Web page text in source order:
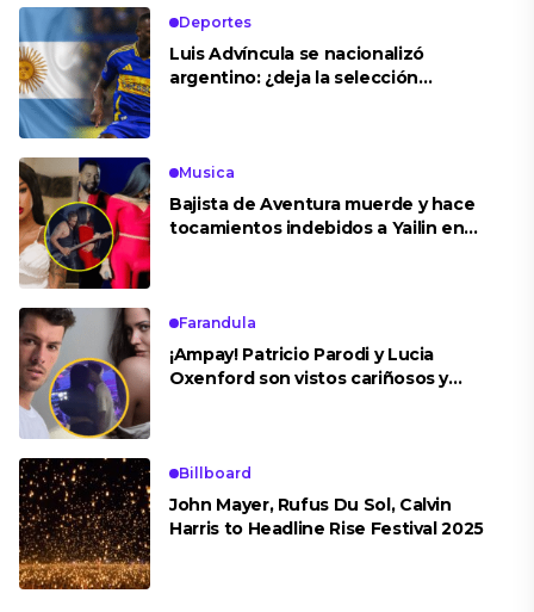
Deportes
Luis Advíncula se nacionalizó
argentino: ¿deja la selección
Musica
Bajista de Aventura muerde y hace
tocamientos indebidos a Yailin en
Farandula
¡Ampay! Patricio Parodi y Lucia
Oxenford son vistos cariñosos y
Billboard
John Mayer, Rufus Du Sol, Calvin
Harris to Headline Rise Festival 2025